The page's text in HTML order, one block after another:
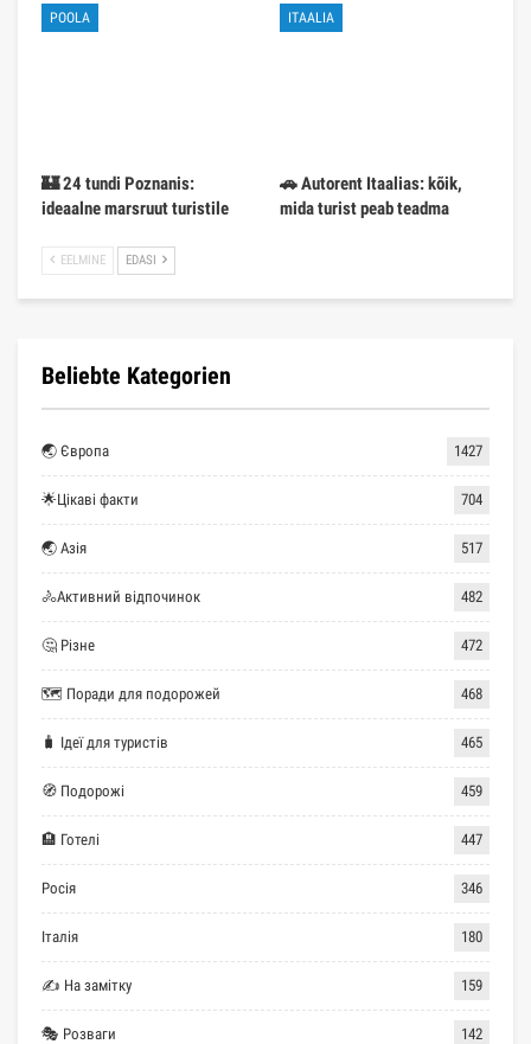
POOLA
🏰 24 tundi Poznanis:
ideaalne marsruut turistile
ITAALIA
🚗 Autorent Itaalias: kõik,
mida turist peab teadma
EELMINE EDASI
Beliebte Kategorien
🌏 Європа 1427
🌟Цікаві факти 704
🌏 Азія 517
🚴Активний відпочинок 482
🤔 Різне 472
🗺 Поради для подорожей 468
🧳 Ідеї для туристів 465
🧭 Подорожі 459
🏨 Готелі 447
Росія 346
Італія 180
✍ На замітку 159
🎭 Розваги 142